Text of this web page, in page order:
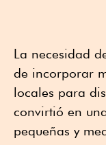
La necesidad
de incorporar
locales para
convirtió en
pequeñas y